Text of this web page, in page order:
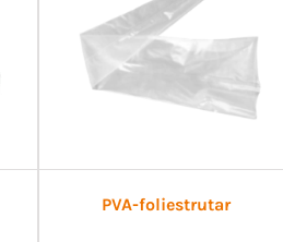
PVA-foliestrutar